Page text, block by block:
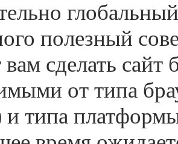
полезный
сделать сайт
от типа
и типа